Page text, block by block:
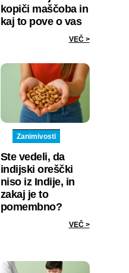
kopiči maščoba in
kaj to pove o vas
VEČ >
Zanimivosti
Ste vedeli, da
indijski oreščki
niso iz Indije, in
zakaj je to
pomembno?
VEČ >